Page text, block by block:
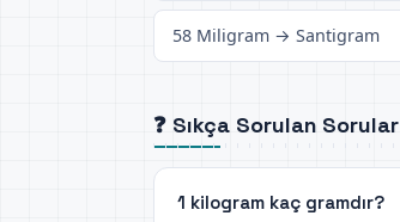
58 Miligram → Santigram
❓ Sıkça Sorulan Sorular
1 kilogram kaç gramdır?